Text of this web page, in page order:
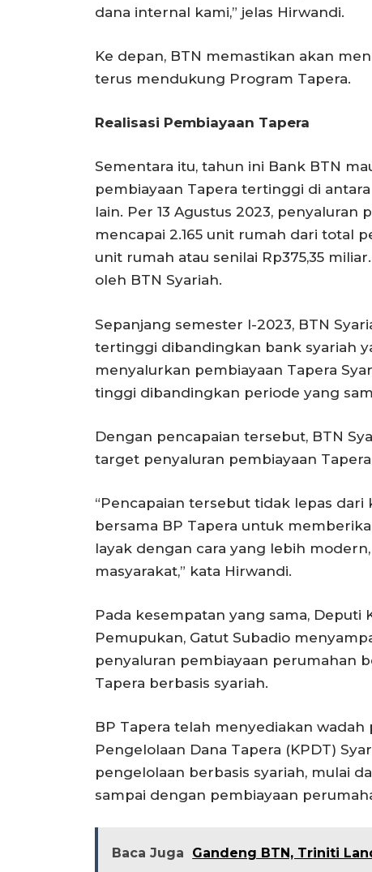
dana internal kami,” jelas Hirwandi.
Ke depan, BTN memastikan akan
terus mendukung Program Tapera.
Realisasi Pembiayaan Tapera
Sementara itu, tahun ini Bank BTN
pembiayaan Tapera tertinggi di
lain. Per 13 Agustus 2023, penyaluran
mencapai 2.165 unit rumah dari total
unit rumah atau senilai Rp375,35
oleh BTN Syariah.
Sepanjang semester I-2023, BTN
tertinggi dibandingkan bank syariah
menyalurkan pembiayaan Tapera
tinggi dibandingkan periode yang
Dengan pencapaian tersebut, BTN
target penyaluran pembiayaan
“Pencapaian tersebut tidak lepas
bersama BP Tapera untuk
layak dengan cara yang lebih
masyarakat,” kata Hirwandi.
Pada kesempatan yang sama, Deputi
Pemupukan, Gatut Subadio
penyaluran pembiayaan perumahan
Tapera berbasis syariah.
BP Tapera telah menyediakan
Pengelolaan Dana Tapera (KPDT)
pengelolaan berbasis syariah, mulai
sampai dengan pembiayaan
Baca Juga Gandeng BTN, Triniti